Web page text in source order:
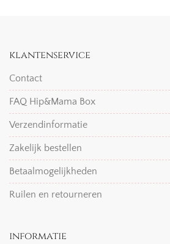
klantenservice
Contact
FAQ Hip&Mama Box
Verzendinformatie
Zakelijk bestellen
Betaalmogelijkheden
Ruilen en retourneren
informatie